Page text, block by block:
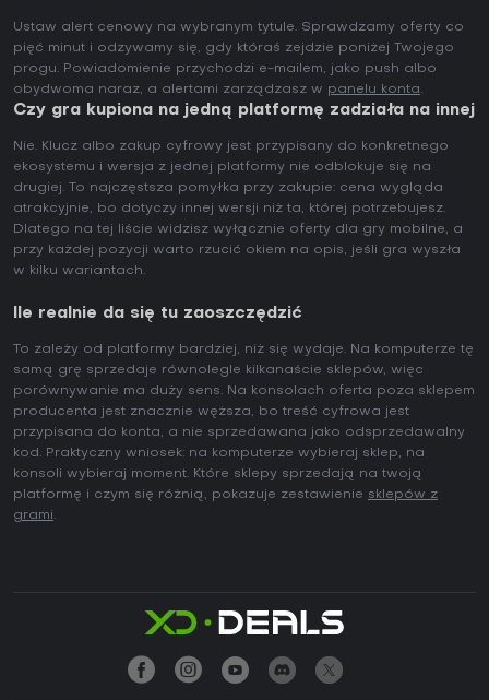
Ustaw alert cenowy na wybranym tytule. Sprawdzamy oferty co
pięć minut i odzywamy się, gdy któraś zejdzie poniżej Twojego
progu. Powiadomienie przychodzi e-mailem, jako push albo
obydwoma naraz, a alertami zarządzasz w panelu konta.
Czy gra kupiona na jedną platformę zadziała na innej
Nie. Klucz albo zakup cyfrowy jest przypisany do konkretnego
ekosystemu i wersja z jednej platformy nie odblokuje się na
drugiej. To najczęstsza pomyłka przy zakupie: cena wygląda
atrakcyjnie, bo dotyczy innej wersji niż ta, której potrzebujesz.
Dlatego na tej liście widzisz wyłącznie oferty dla gry mobilne, a
przy każdej pozycji warto rzucić okiem na opis, jeśli gra wyszła
w kilku wariantach.
Ile realnie da się tu zaoszczędzić
To zależy od platformy bardziej, niż się wydaje. Na komputerze tę
samą grę sprzedaje równolegle kilkanaście sklepów, więc
porównywanie ma duży sens. Na konsolach oferta poza sklepem
producenta jest znacznie węższa, bo treść cyfrowa jest
przypisana do konta, a nie sprzedawana jako odsprzedawalny
kod. Praktyczny wniosek: na komputerze wybieraj sklep, na
konsoli wybieraj moment. Które sklepy sprzedają na twoją
platformę i czym się różnią, pokazuje zestawienie sklepów z
grami.